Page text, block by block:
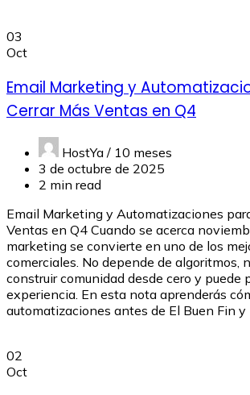
03
Oct
Email Marketing y
Cerrar Más Ventas en Q4
HostYa / 10 meses
3 de octubre de 2025
2 min read
Email Marketing y Automatizaciones
Ventas en Q4 Cuando se acerca
marketing se convierte en uno de los
comerciales. No depende de algoritmos,
construir comunidad desde cero y puede
experiencia. En esta nota aprenderás
automatizaciones antes de El Buen Fin y
02
Oct